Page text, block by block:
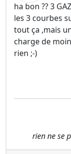
ha bon ?? 3
les 3 courbes
tout ça ,mais
charge de
rien ;-)
rien ne se